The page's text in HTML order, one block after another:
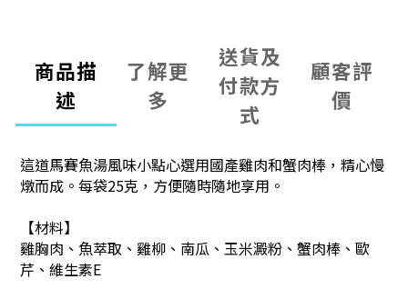
商品描
述
了解更
多
送貨及
付款方
式
顧客評
價
這道馬賽魚湯風味小點心選用國產雞肉和蟹肉棒，精心慢
燉而成。每袋25克，方便隨時隨地享用。
【材料】
雞胸肉、魚萃取、雞柳、南瓜、玉米澱粉、蟹肉棒、歐
芹、維生素E